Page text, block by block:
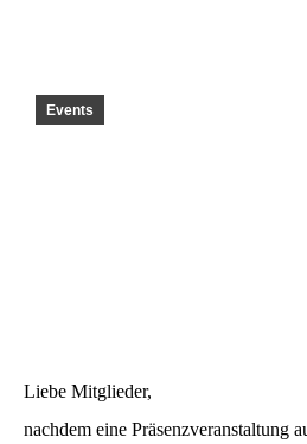
Events
Liebe Mitglieder,
nachdem eine Präsenzveranstaltung